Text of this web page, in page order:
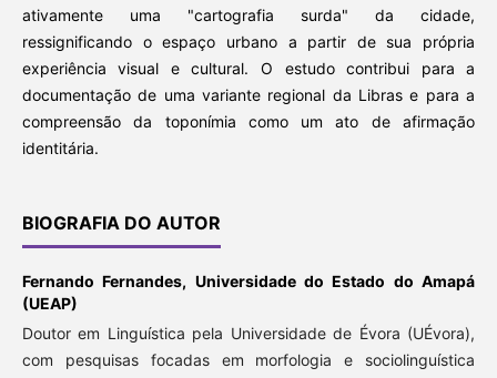
ativamente uma "cartografia surda" da cidade,
ressignificando o espaço urbano a partir de sua própria
experiência visual e cultural. O estudo contribui para a
documentação de uma variante regional da Libras e para a
compreensão da toponímia como um ato de afirmação
identitária.
BIOGRAFIA DO AUTOR
Fernando Fernandes, Universidade do Estado do Amapá
(UEAP)
Doutor em Linguística pela Universidade de Évora (UÉvora),
com pesquisas focadas em morfologia e sociolinguística